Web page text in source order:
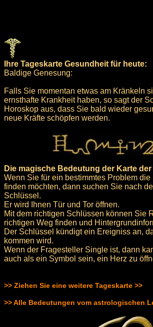
Ihre Tageskarte Gesundheit für heute:
Baldige Genesung:
Falls Sie momentan etwas am Kränkeln
ernsthafte Krankheit haben, so sagt der
Horoskop aus, dass Sie bald wieder
neue Kräfte schöpfen werden.
Die magische Bedeutung der Karte
Wenn Sie für ein bestimmtes Problem
finden möchten, dann suchen Sie nach
Schlüssel.
Er wird Ihnen Tür und Tor öffnen.
Mit dem richtigen Schlüssen können Sie
richtigen Weg finden und
Der Schlüssel kündigt ein Ereigniss an,
kommen wird.
Wenn der Fragesteller Single ist, dann
auch als ein Symbol sein, ein Herz zu
>> Ziehen Sie eine weitere Tageskarte >>
>> Alle Bedeutungen vom astrologischen